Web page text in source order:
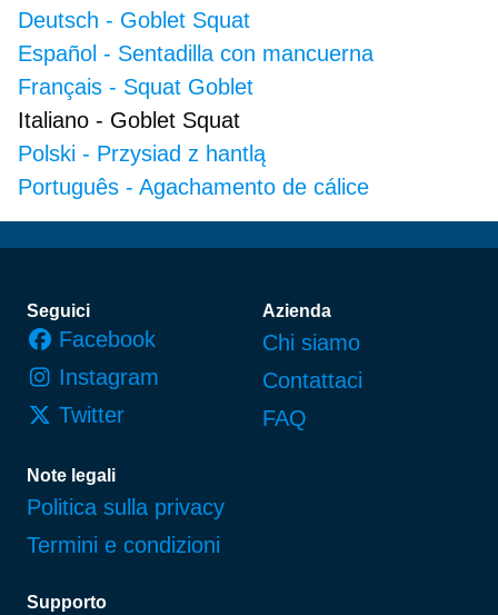
Deutsch - Goblet Squat
Español - Sentadilla con mancuerna
Français - Squat Goblet
Italiano - Goblet Squat
Polski - Przysiad z hantlą
Português - Agachamento de cálice
Piè di pagina
Seguici
Facebook
Instagram
Twitter
Azienda
Chi siamo
Contattaci
FAQ
Note legali
Politica sulla privacy
Termini e condizioni
Supporto